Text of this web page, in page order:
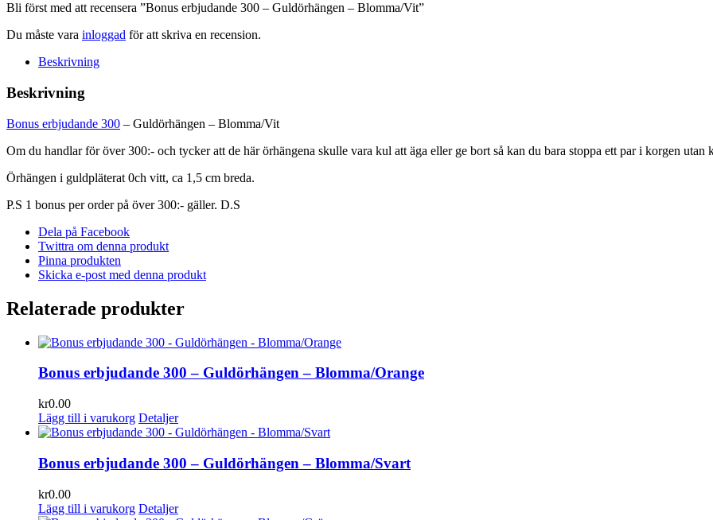
Bli först med att recensera ”Bonus erbjudande 300 – Guldörhängen – Blomma/Vit”
Du måste vara inloggad för att skriva en recension.
Beskrivning
Beskrivning
Bonus erbjudande 300 – Guldörhängen – Blomma/Vit
Om du handlar för över 300:- och tycker att de här örhängena skulle vara kul att äga eller ge bort så kan du bara stoppa ett par i korgen utan
Örhängen i guldpläterat 0ch vitt, ca 1,5 cm breda.
P.S 1 bonus per order på över 300:- gäller. D.S
Dela på Facebook
Twittra om denna produkt
Pinna produkten
Skicka e-post med denna produkt
Relaterade produkter
Bonus erbjudande 300 – Guldörhängen – Blomma/Orange
kr0.00
Lägg till i varukorg Detaljer
Bonus erbjudande 300 – Guldörhängen – Blomma/Svart
kr0.00
Lägg till i varukorg Detaljer